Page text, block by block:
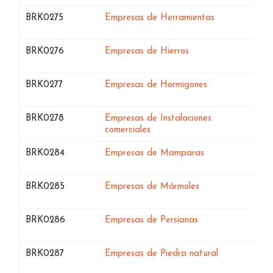
BRK0275 Bases de datos de
Empresas de Herramientas
BRK0276 Bases de datos de
Empresas de Hierros
BRK0277 Bases de datos de
Empresas de Hormigones
BRK0278 Bases de datos de
Empresas de Instalaciones
comerciales
BRK0284 Bases de datos de
Empresas de Mamparas
BRK0285 Bases de datos de
Empresas de Mármoles
BRK0286 Bases de datos de
Empresas de Persianas
BRK0287 Bases de datos de
Empresas de Piedra natural